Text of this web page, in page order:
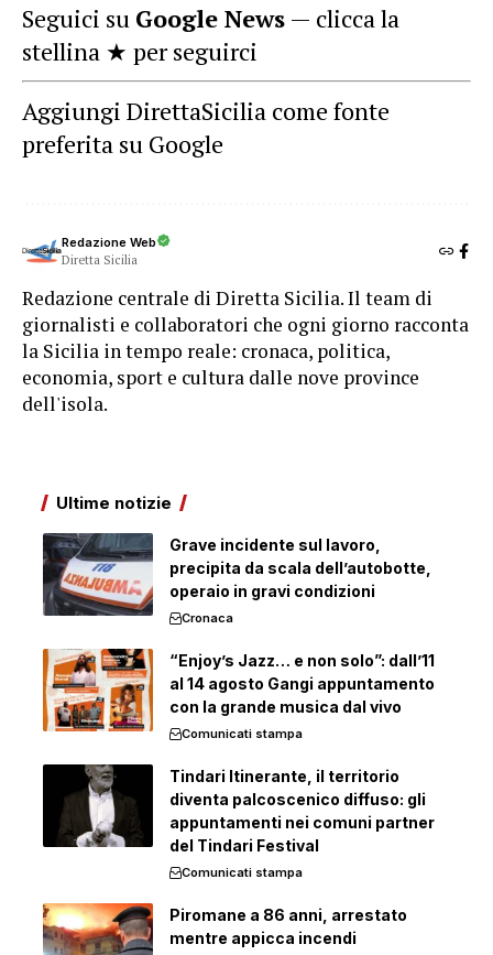
Seguici su Google News — clicca la
stellina ★ per seguirci
Aggiungi DirettaSicilia come fonte
preferita su Google
Redazione Web
Diretta Sicilia
Redazione centrale di Diretta Sicilia. Il team di
giornalisti e collaboratori che ogni giorno racconta
la Sicilia in tempo reale: cronaca, politica,
economia, sport e cultura dalle nove province
dell'isola.
Ultime notizie
Grave incidente sul lavoro,
precipita da scala dell’autobotte,
operaio in gravi condizioni
Cronaca
“Enjoy’s Jazz… e non solo”: dall’11
al 14 agosto Gangi appuntamento
con la grande musica dal vivo
Comunicati stampa
Tindari Itinerante, il territorio
diventa palcoscenico diffuso: gli
appuntamenti nei comuni partner
del Tindari Festival
Comunicati stampa
Piromane a 86 anni, arrestato
mentre appicca incendi